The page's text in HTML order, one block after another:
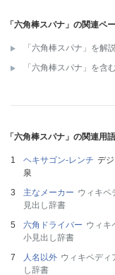
「六角棒スパナ」の関連ペ
「六角棒スパナ」を解
「六角棒スパナ」を含
「六角棒スパナ」の関連用語
ヘキサゴン‐レンチ デ
泉
主なメーカー ウィキペ
見出し辞書
六角ドライバー ウィキ
小見出し辞書
人名以外 ウィキペディ
し辞書